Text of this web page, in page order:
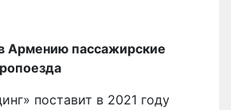
Армению пассажирские
поставит в 2021 году